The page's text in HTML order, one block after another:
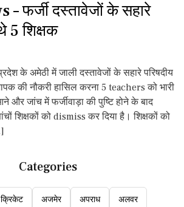
फर्जी दस्तावेजों के सहारे
5 शिक्षक
के अमेठी में जाली दस्तावेजों के सहारे परिषदीय
की नौकरी हासिल करना 5 teachers को भारी
और जांच में फर्जीवाड़ा की पुष्टि होने के बाद
शिक्षकों को dismiss कर दिया है। शिक्षकों को
Categories
अजमेर अपराध अलवर